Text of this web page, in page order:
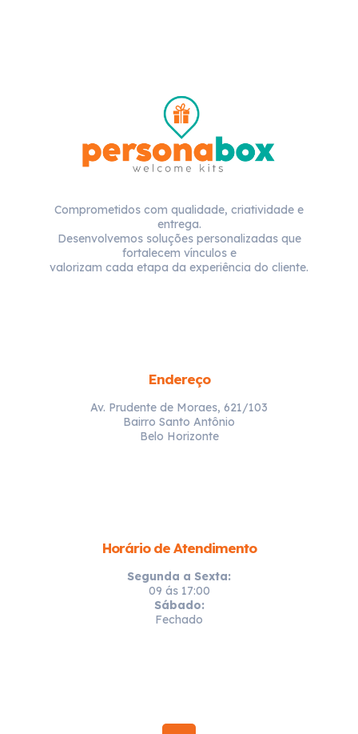
Comprometidos com qualidade, criatividade e
entrega.
Desenvolvemos soluções personalizadas que
fortalecem vínculos e
valorizam cada etapa da experiência do cliente.
Endereço
Av. Prudente de Moraes, 621/103
Bairro Santo Antônio
Belo Horizonte
Horário de Atendimento
Segunda a Sexta:
09 ás 17:00
Sábado:
Fechado